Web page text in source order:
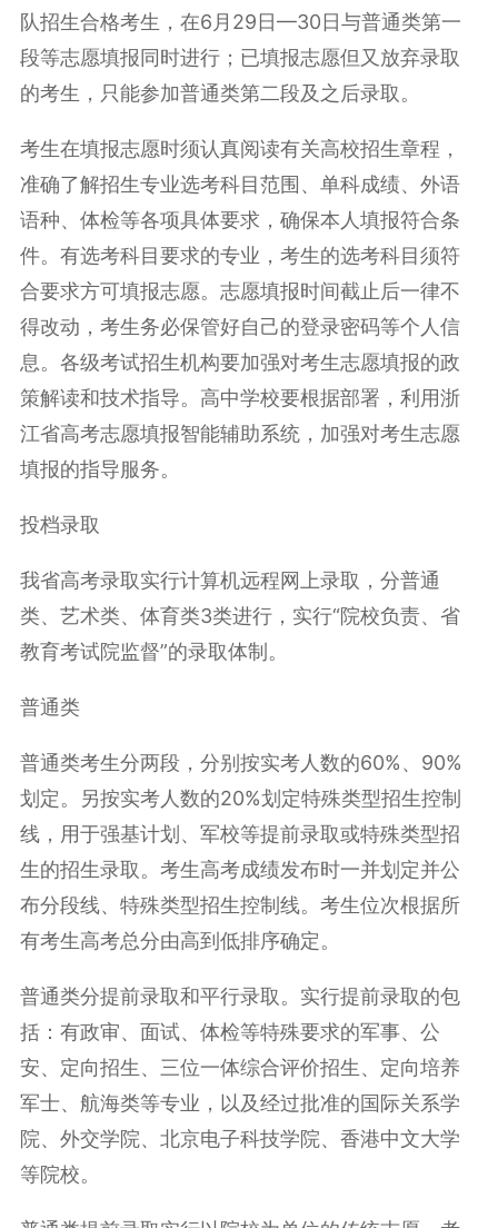
队招生合格考生，在6月29日—30日与普通类第一
段等志愿填报同时进行；已填报志愿但又放弃录取
的考生，只能参加普通类第二段及之后录取。
考生在填报志愿时须认真阅读有关高校招生章程，
准确了解招生专业选考科目范围、单科成绩、外语
语种、体检等各项具体要求，确保本人填报符合条
件。有选考科目要求的专业，考生的选考科目须符
合要求方可填报志愿。志愿填报时间截止后一律不
得改动，考生务必保管好自己的登录密码等个人信
息。各级考试招生机构要加强对考生志愿填报的政
策解读和技术指导。高中学校要根据部署，利用浙
江省高考志愿填报智能辅助系统，加强对考生志愿
填报的指导服务。
投档录取
我省高考录取实行计算机远程网上录取，分普通
类、艺术类、体育类3类进行，实行“院校负责、省
教育考试院监督”的录取体制。
普通类
普通类考生分两段，分别按实考人数的60%、90%
划定。另按实考人数的20%划定特殊类型招生控制
线，用于强基计划、军校等提前录取或特殊类型招
生的招生录取。考生高考成绩发布时一并划定并公
布分段线、特殊类型招生控制线。考生位次根据所
有考生高考总分由高到低排序确定。
普通类分提前录取和平行录取。实行提前录取的包
括：有政审、面试、体检等特殊要求的军事、公
安、 定向招生、三位一体综合评价招生、定向培养
军士、航海类等专业，以及经过批准的国际关系学
院、外交学院、北京电子科技学院、香港中文大学
等院校。